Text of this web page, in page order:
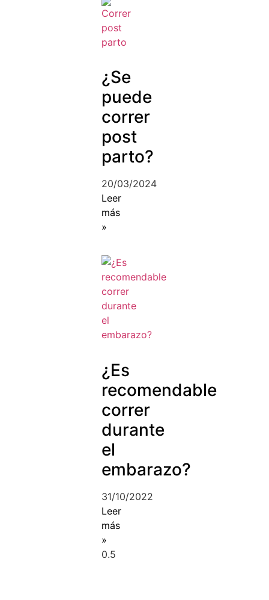
¿Se
puede
correr
post
parto?
20/03/2024
Leer
más
»
¿Es
recomendable
correr
durante
el
embarazo?
31/10/2022
Leer
más
»